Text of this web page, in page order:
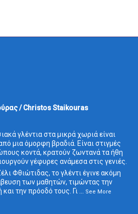
/ Christos Staikouras
γλέντια στα μικρά χωριά είναι
μια όμορφη βραδιά. Είναι στιγμές
κοντά, κρατούν ζωντανά τα ήθη
γέφυρες ανάμεσα στις γενιές.
Φθιώτιδας, το γλέντι έγινε ακόμη
των μαθητών, τιμώντας την
την πρόοδό τους. Γι... See More